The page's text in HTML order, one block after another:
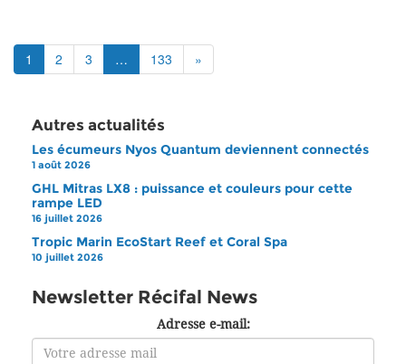
1 2 3 … 133 »
Autres actualités
Les écumeurs Nyos Quantum deviennent connectés
1 août 2026
GHL Mitras LX8 : puissance et couleurs pour cette
rampe LED
16 juillet 2026
Tropic Marin EcoStart Reef et Coral Spa
10 juillet 2026
Newsletter Récifal News
Adresse e-mail: